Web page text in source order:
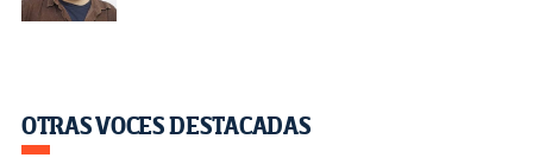
OTRAS VOCES DESTACADAS